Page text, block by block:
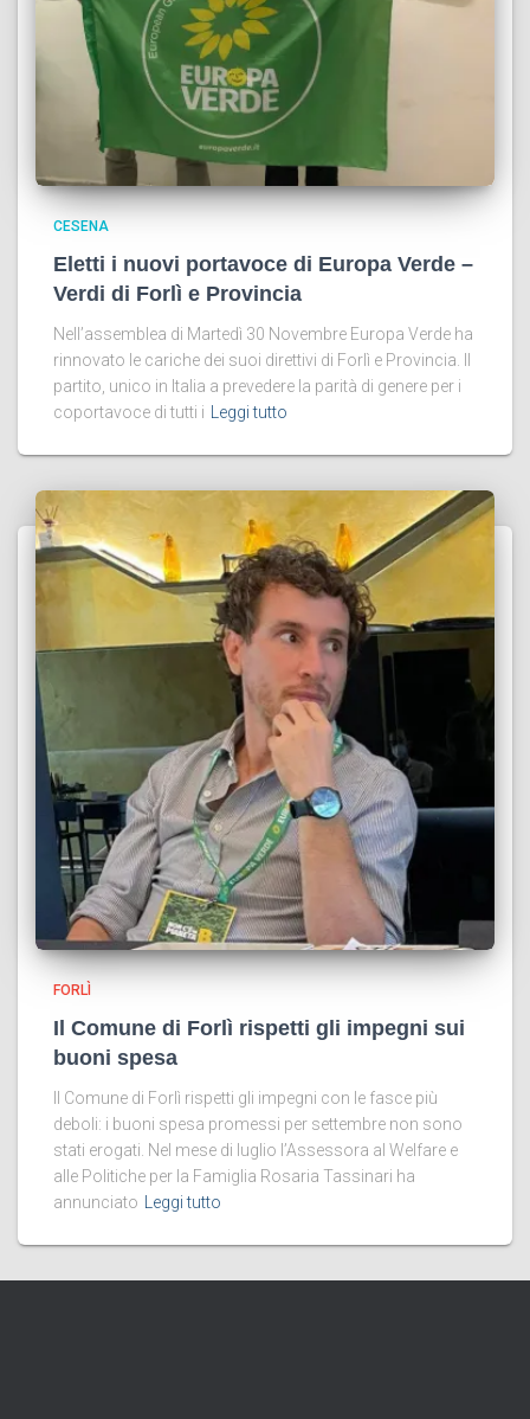
CESENA
Eletti i nuovi portavoce di Europa Verde –
Verdi di Forlì e Provincia
Nell’assemblea di Martedì 30 Novembre Europa Verde ha
rinnovato le cariche dei suoi direttivi di Forlì e Provincia. Il
partito, unico in Italia a prevedere la parità di genere per i
coportavoce di tutti i
Leggi tutto
FORLÌ
Il Comune di Forlì rispetti gli impegni sui
buoni spesa
Il Comune di Forlì rispetti gli impegni con le fasce più
deboli: i buoni spesa promessi per settembre non sono
stati erogati. Nel mese di luglio l’Assessora al Welfare e
alle Politiche per la Famiglia Rosaria Tassinari ha
annunciato
Leggi tutto